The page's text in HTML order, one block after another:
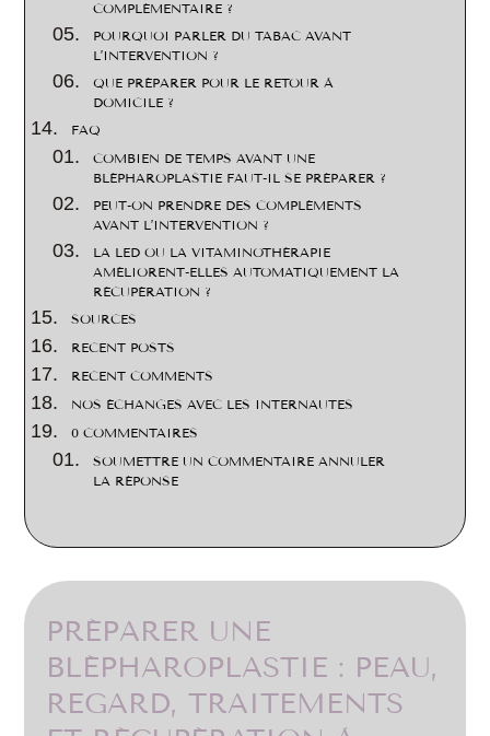
COMPLÉMENTAIRE ?
POURQUOI PARLER DU TABAC AVANT
L’INTERVENTION ?
QUE PRÉPARER POUR LE RETOUR À
DOMICILE ?
FAQ
COMBIEN DE TEMPS AVANT UNE
BLÉPHAROPLASTIE FAUT-IL SE PRÉPARER ?
PEUT-ON PRENDRE DES COMPLÉMENTS
AVANT L’INTERVENTION ?
LA LED OU LA VITAMINOTHÉRAPIE
AMÉLIORENT-ELLES AUTOMATIQUEMENT LA
RÉCUPÉRATION ?
SOURCES
RECENT POSTS
RECENT COMMENTS
NOS ÉCHANGES AVEC LES INTERNAUTES
0 COMMENTAIRES
SOUMETTRE UN COMMENTAIRE ANNULER
LA RÉPONSE
PRÉPARER UNE
BLÉPHAROPLASTIE : PEAU,
REGARD, TRAITEMENTS